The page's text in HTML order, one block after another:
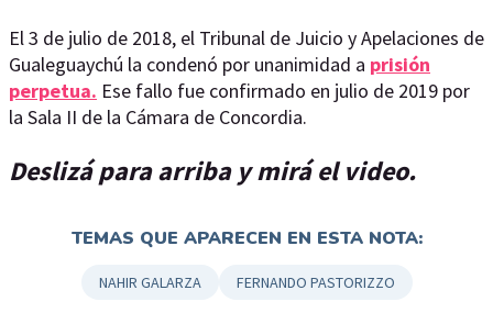
El 3 de julio de 2018, el Tribunal de Juicio y Apelaciones de
Gualeguaychú la condenó por unanimidad a prisión
perpetua. Ese fallo fue confirmado en julio de 2019 por
la Sala II de la Cámara de Concordia.
Deslizá para arriba y mirá el video.
TEMAS QUE APARECEN EN ESTA NOTA:
NAHIR GALARZA FERNANDO PASTORIZZO